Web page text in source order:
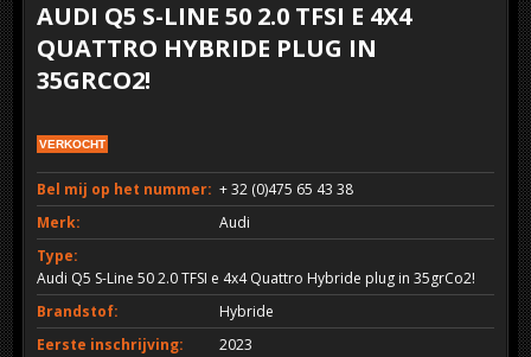
AUDI Q5 S-LINE 50 2.0 TFSI E 4X4
QUATTRO HYBRIDE PLUG IN
35GRCO2!
VERKOCHT
Bel mij op het nummer: + 32 (0)475 65 43 38
Merk:
Audi
Type:
Audi Q5 S-Line 50 2.0 TFSI e 4x4 Quattro Hybride plug in 35grCo2!
Brandstof:
Hybride
Eerste inschrijving:
2023